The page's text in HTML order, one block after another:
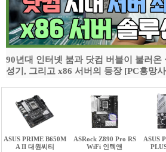
90년대 인터넷 붐과 닷컴 버블이 불러온
성기, 그리고 x86 서버의 등장 [PC흥망